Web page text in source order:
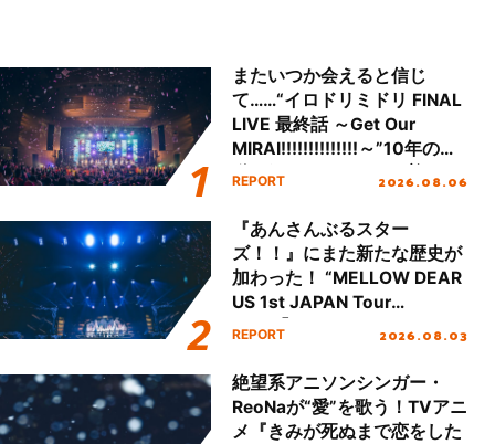
またいつか会えると信じ
て……“イロドリミドリ FINAL
LIVE 最終話 ～Get Our
MIRAI!!!!!!!!!!!!!!～”10年の活
動を経てファイナルを迎える
REPORT 2026.08.06
『あんさんぶるスター
ズ！！』にまた新たな歴史が
加わった！ “MELLOW DEAR
US 1st JAPAN Tour
Final「NICE to meet YOU
ート!!
REPORT 2026.08.03
絶望系アニソンシンガー・
ReoNaが“愛”を歌う！TVアニ
メ『きみが死ぬまで恋をした